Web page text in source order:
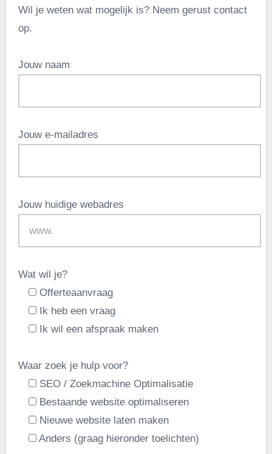
Wil je weten wat mogelijk is? Neem gerust contact
op.
Jouw naam
Jouw e-mailadres
Jouw huidige webadres
Wat wil je?
Offerteaanvraag
Ik heb een vraag
Ik wil een afspraak maken
Waar zoek je hulp voor?
SEO / Zoekmachine Optimalisatie
Bestaande website optimaliseren
Nieuwe website laten maken
Anders (graag hieronder toelichten)